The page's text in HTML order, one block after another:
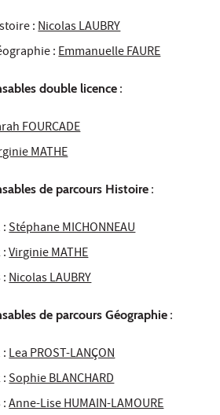
:Nicolas LAUBRY
:Emmanuelle FAURE
double licence :
FOURCADE
MATHE
de parcours Histoire :
:Stéphane MICHONNEAU
:Virginie MATHE
:Nicolas LAUBRY
de parcours Géographie :
:Lea PROST-LANÇON
:Sophie BLANCHARD
:Anne-Lise HUMAIN-LAMOURE